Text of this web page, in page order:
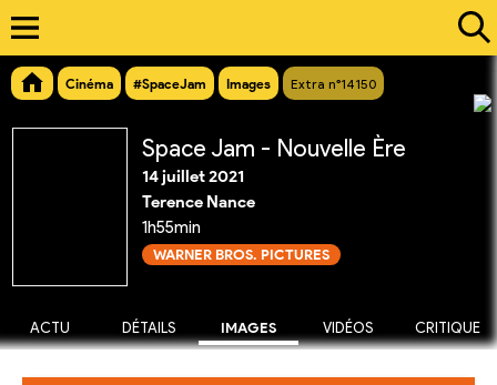
Cinéma #SpaceJam Images Extra n°14150
Space Jam - Nouvelle Ère
14 juillet 2021
Terence Nance
1h55min
WARNER BROS. PICTURES
ACTU DÉTAILS IMAGES VIDÉOS CRITIQUE